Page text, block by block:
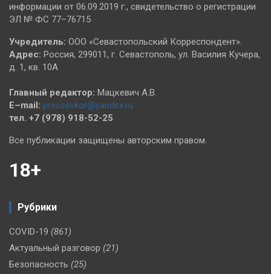
информации от 06.09.2019 г., свидетельство о регистрации
ЭЛ № ФС 77–76715
Учредитель: ООО «Севастопольский Корреспондент».
Адрес: Россия, 299011, г. Севастополь, ул. Василия Кучера,
д. 1, кв. 10А
Главный редактор: Мацкевич А.В.
E–mail: pressevkor@yandex.ru
тел. +7 (978) 918-52-25
Все публикации защищены авторским правом.
18+
Рубрики
COVID-19 (861)
Актуальный разговор (21)
Безопасность (25)